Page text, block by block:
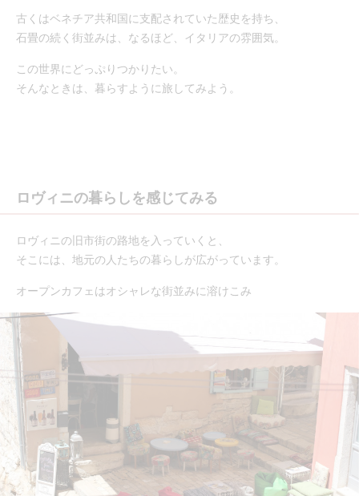
古くはベネチア共和国に支配されていた歴史を持ち、
石畳の続く街並みは、なるほど、イタリアの雰囲気。
この世界にどっぷりつかりたい。
そんなときは、暮らすように旅してみよう。
ロヴィニの暮らしを感じてみる
ロヴィニの旧市街の路地を入っていくと、
そこには、地元の人たちの暮らしが広がっています。
オープンカフェはオシャレな街並みに溶けこみ